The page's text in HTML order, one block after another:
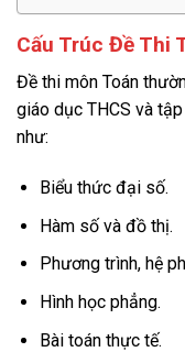
Cấu Trúc Đề Thi
Đề thi môn Toán
giáo dục THCS và
như:
Biểu thức đại số.
Hàm số và đồ thị.
Phương trình, hệ
Hình học phẳng.
Bài toán thực tế.